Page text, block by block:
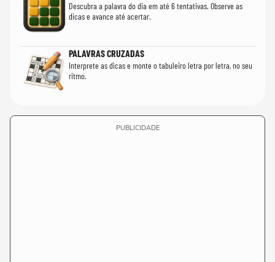
Descubra a palavra do dia em até 6 tentativas. Observe as
dicas e avance até acertar.
PALAVRAS CRUZADAS
Interprete as dicas e monte o tabuleiro letra por letra, no seu
ritmo.
PUBLICIDADE